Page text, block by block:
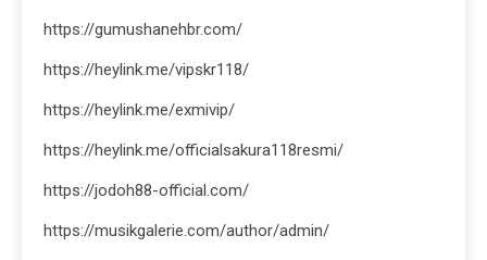
https://gumushanehbr.com/
https://heylink.me/vipskr118/
https://heylink.me/exmivip/
https://heylink.me/officialsakura118resmi/
https://jodoh88-official.com/
https://musikgalerie.com/author/admin/